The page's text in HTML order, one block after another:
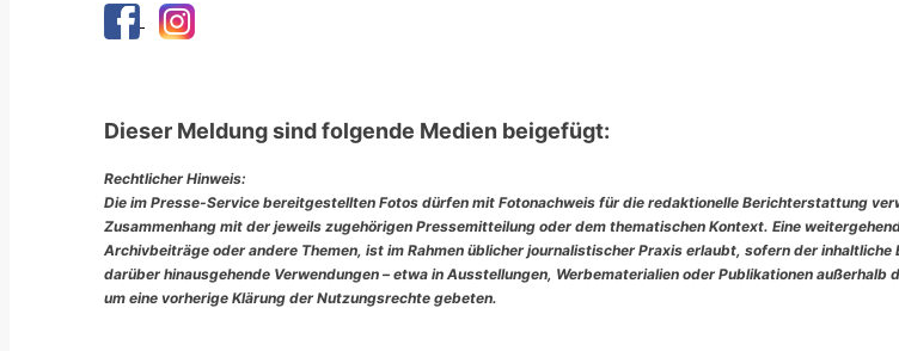
Dieser Meldung sind folgende Medien beigefügt:
Rechtlicher Hinweis:
Die im Presse-Service bereitgestellten Fotos dürfen mit Fotonachweis für die redaktionelle Berichterstattung
Zusammenhang mit der jeweils zugehörigen Pressemitteilung oder dem thematischen Kontext. Eine
Archivbeiträge oder andere Themen, ist im Rahmen üblicher journalistischer Praxis erlaubt, sofern der inhaltliche
darüber hinausgehende Verwendungen – etwa in Ausstellungen, Werbematerialien oder Publikationen
um eine vorherige Klärung der Nutzungsrechte gebeten.